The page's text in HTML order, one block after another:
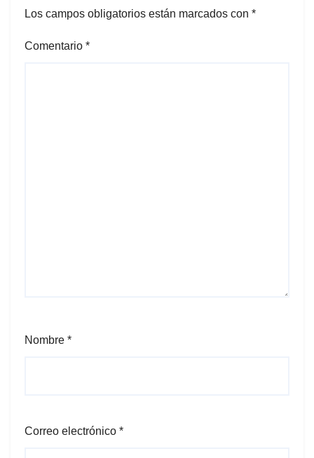
Los campos obligatorios están marcados con *
Comentario *
Nombre *
Correo electrónico *